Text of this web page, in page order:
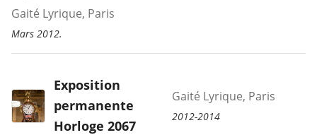
Gaité Lyrique, Paris
Mars 2012.
Exposition
permanente
Horloge 2067
Gaité Lyrique, Paris
2012-2014